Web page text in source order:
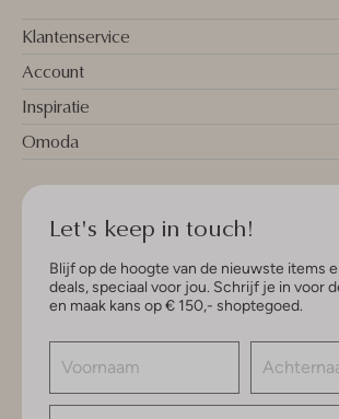
Klantenservice
Account
Inspiratie
Omoda
Let's keep in touch!
Blijf op de hoogte van de nieuwste items
deals, speciaal voor jou. Schrijf je in voor
en maak kans op € 150,- shoptegoed.